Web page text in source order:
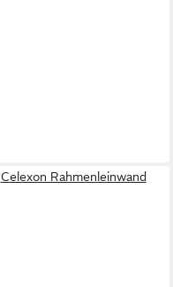
Celexon Rahmenleinwand